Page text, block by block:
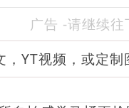
广告 -请继续往
YT视频，或定制